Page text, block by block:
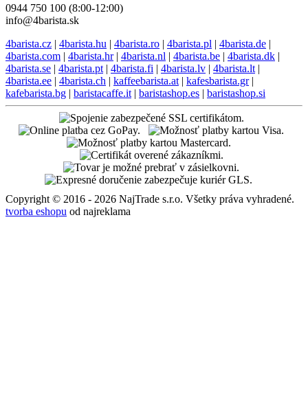
0944 750 100 (8:00-12:00)
info@4barista.sk
4barista.cz | 4barista.hu | 4barista.ro | 4barista.pl | 4barista.de |
4barista.com | 4barista.hr| 4barista.nl | 4barista.be | 4barista.dk |
4barista.se | 4barista.pt | 4barista.fi | 4barista.lv | 4barista.lt |
4barista.ee | 4barista.ch | kaffeebarista.at | kafesbarista.gr|
kafebarista.bg | baristacaffe.it | baristashop.es | baristashop.si
Copyright © 2016 - 2026 NajTrade s.r.o. Všetky práva vyhradené.
tvorba eshopu od najreklama